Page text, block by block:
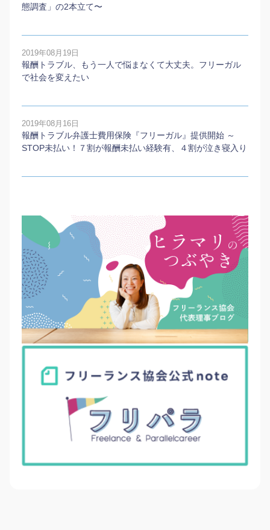
態調査」の2本⽴て〜
2019年08月19日
報酬トラブル、もう一人で悩まなくて大丈夫。フリーガル
で社会を変えたい
2019年08月16日
報酬トラブル弁護士費用保険『フリーガル』提供開始 ～
STOP未払い！７割が報酬未払い経験有、４割が泣き寝入り